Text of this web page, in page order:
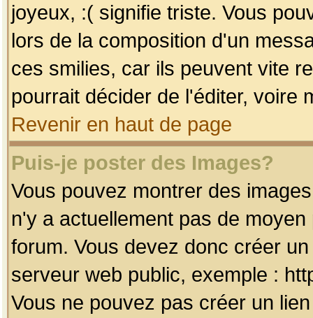
joyeux, :( signifie triste. Vous
lors de la composition d'un
ces smilies, car ils peuvent vite
pourrait décider de l'éditer, voire
Revenir en haut de page
Puis-je poster des Images?
Vous pouvez montrer des
n'y a actuellement pas de
forum. Vous devez donc créer
serveur web public, exemple :
Vous ne pouvez pas créer un